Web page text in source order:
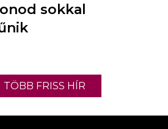
sokkal
TÖBB FRISS HÍR